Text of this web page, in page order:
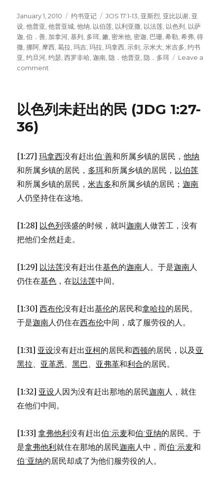
Posted
on
January 1, 2010 Categories
约书亚记 Tags
JOS 17:1-13 亚斯烈 亚比以谢 亚
设 ,他普亚 ,他普亚城 ,他纳 以伯莲 以利亚撒 以法莲 以色列 以萨
迦 ,伯．善 加拿河 ,基列 多珥 ,嫩 密米他 密迦 巴珊 ,希勒 ,希弗 ,得
撒 ,挪阿 摩西 ,曷拉 ,玛吉 ,玛拉 ,玛拿西 示剑 示米大 ,米吉多 ,约书
亚 ,约旦河 ,约瑟 ,西罗非哈 ,迦南 ,隐．他普亚 ,隐．多珥
Leave a
comment
玛
派
的
土
(JOS
13)
以色列未赶出的民 (JDG 1:27-
36)
[1:27]玛拿西没有赶出伯˙善和所属乡镇的居民，他纳
和所属乡镇的居民， 多珥和所属乡镇的居民， 以伯莲
和所属乡镇的居民，米吉多和所属乡镇的居民；迦南
人仍坚持住在这地。
[1:28] 以色列强盛的时候，就叫迦南人做苦工，没有
把他们全然赶走。
[1:29] 以法莲没有赶出住基色的迦南人。于是迦南人
仍住在基色 ，在以法莲中间。
[1:30]西布伦没有赶出基伦的居民和拿哈拉的居民。
于是迦南人仍住在西布伦中间，成了服劳役的人。
[1:31] 亚设没有赶出亚柯的居民和西顿的居民，以及 亚
黑拉、 亚革悉、黑巴、 亚弗革和利合的居民。
[1:32] 亚设人因为没有赶出那地的居民迦南人，就住
在他们中间。
[1:33]拿弗他利没有赶出伯˙示麦和伯˙亚纳的居民。于
是拿弗他利就住在那地的居民迦南人中，而伯˙示麦和
伯˙亚纳的居民却成了为他们服劳役的人。